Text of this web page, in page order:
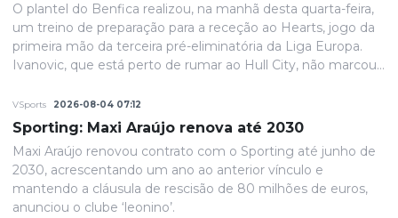
O plantel do Benfica realizou, na manhã desta quarta-feira,
um treino de preparação para a receção ao Hearts, jogo da
primeira mão da terceira pré-eliminatória da Liga Europa.
Ivanovic, que está perto de rumar ao Hull City, não marcou
de acordo com informação das águias. Aursnes, com uma
gastroenterite, também foi baixa, juntando-se a Wynder e
Umeh.
VSports 2026-08-04 07:12
Sporting: Maxi Araújo renova até 2030
Maxi Araújo renovou contrato com o Sporting até junho de
2030, acrescentando um ano ao anterior vínculo e
mantendo a cláusula de rescisão de 80 milhões de euros,
anunciou o clube ‘leonino’.